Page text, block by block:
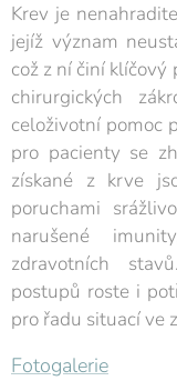
Krev je
jejíž význam
což z ní činí
chirurgických
celoživotní pomoc
pro pacienty se
získané z krve
poruchami
narušené
zdravotních
postupů roste i
pro řadu situací ve
Fotogalerie